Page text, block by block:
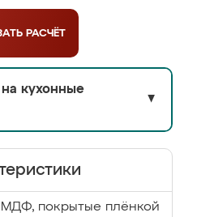
РАСЧЁТ
на кухонные
▼
МДФ, покрытые плёнкой